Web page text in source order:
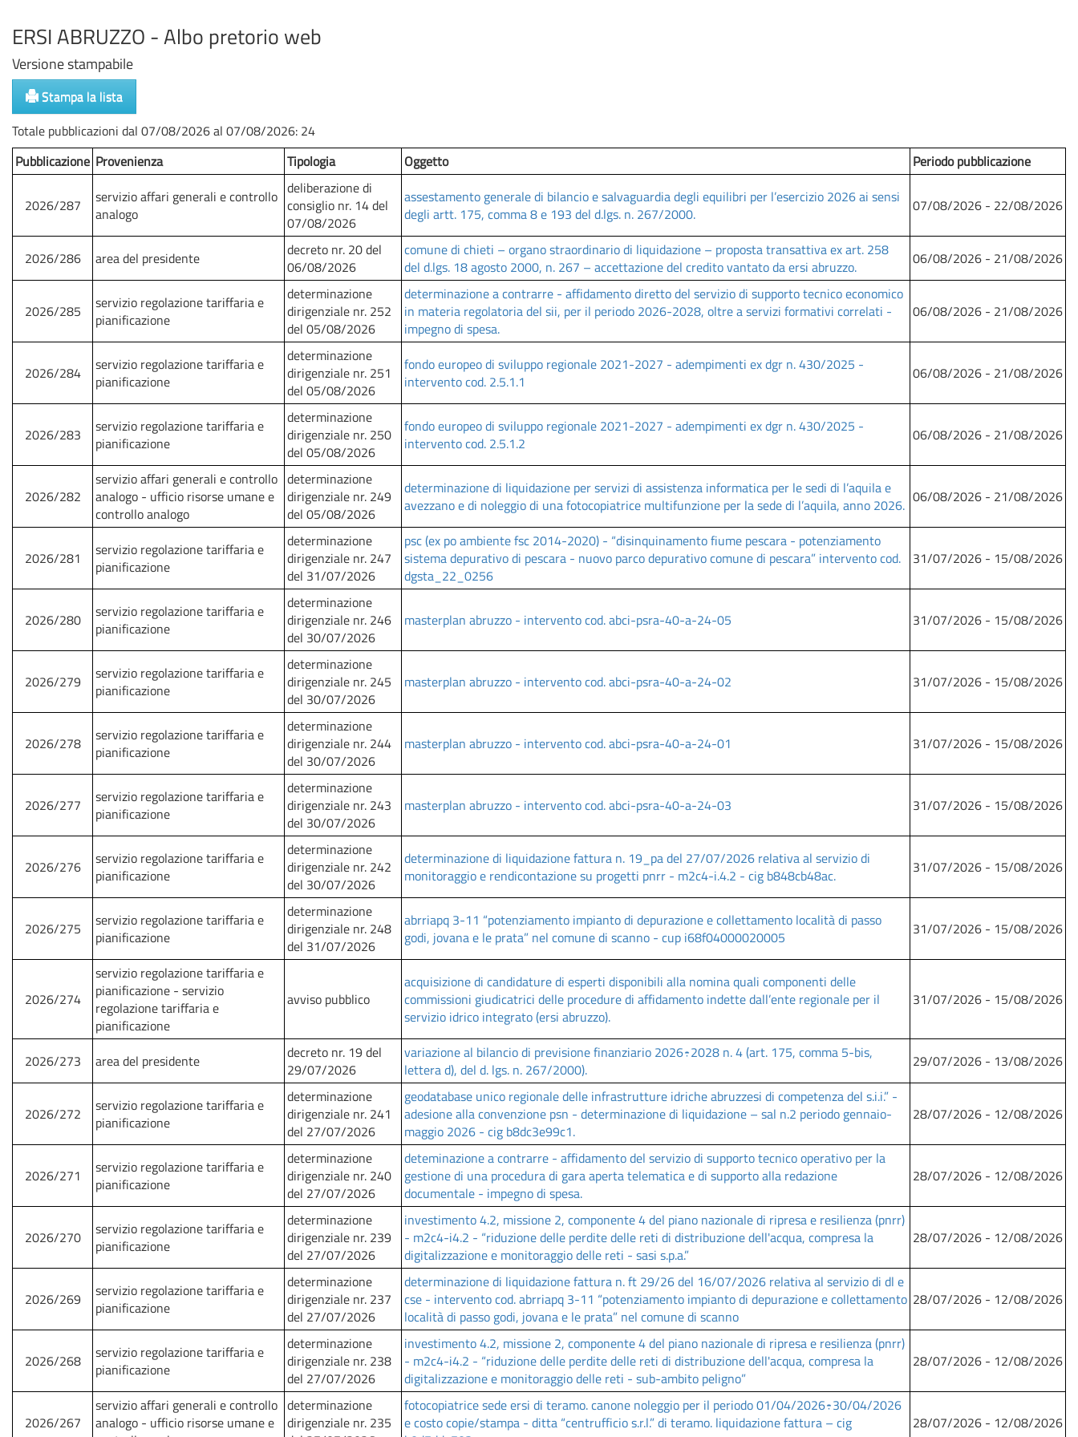
ERSI ABRUZZO - Albo pretorio web
Versione stampabile
Stampa la lista
Totale pubblicazioni dal 07/08/2026 al 07/08/2026: 24
Pubblicazione Provenienza Tipologia Oggetto Periodo pubblicazione
2026/287
servizio affari generali e controllo
analogo
deliberazione di
consiglio nr. 14 del
07/08/2026
assestamento generale di bilancio e salvaguardia degli equilibri per l’esercizio 2026 ai sensi
degli artt. 175, comma 8 e 193 del d.lgs. n. 267/2000.
07/08/2026 - 22/08/2026
2026/286 area del presidente
decreto nr. 20 del
06/08/2026
comune di chieti – organo straordinario di liquidazione – proposta transattiva ex art. 258
del d.lgs. 18 agosto 2000, n. 267 – accettazione del credito vantato da ersi abruzzo.
06/08/2026 - 21/08/2026
2026/285
servizio regolazione tariffaria e
pianificazione
determinazione
dirigenziale nr. 252
del 05/08/2026
determinazione a contrarre - affidamento diretto del servizio di supporto tecnico economico
in materia regolatoria del sii, per il periodo 2026-2028, oltre a servizi formativi correlati -
impegno di spesa.
06/08/2026 - 21/08/2026
2026/284
servizio regolazione tariffaria e
pianificazione
determinazione
dirigenziale nr. 251
del 05/08/2026
fondo europeo di sviluppo regionale 2021-2027 - adempimenti ex dgr n. 430/2025 -
intervento cod. 2.5.1.1
06/08/2026 - 21/08/2026
2026/283
servizio regolazione tariffaria e
pianificazione
determinazione
dirigenziale nr. 250
del 05/08/2026
fondo europeo di sviluppo regionale 2021-2027 - adempimenti ex dgr n. 430/2025 -
intervento cod. 2.5.1.2
06/08/2026 - 21/08/2026
2026/282
servizio affari generali e controllo
analogo - ufficio risorse umane e
controllo analogo
determinazione
dirigenziale nr. 249
del 05/08/2026
determinazione di liquidazione per servizi di assistenza informatica per le sedi di l’aquila e
avezzano e di noleggio di una fotocopiatrice multifunzione per la sede di l’aquila, anno 2026. 06/08/2026 - 21/08/2026
2026/281
servizio regolazione tariffaria e
pianificazione
determinazione
dirigenziale nr. 247
del 31/07/2026
psc (ex po ambiente fsc 2014-2020) - “disinquinamento fiume pescara - potenziamento
sistema depurativo di pescara - nuovo parco depurativo comune di pescara” intervento cod.
dgsta_22_0256
31/07/2026 - 15/08/2026
2026/280
servizio regolazione tariffaria e
pianificazione
determinazione
dirigenziale nr. 246
del 30/07/2026
masterplan abruzzo - intervento cod. abci-psra-40-a-24-05 31/07/2026 - 15/08/2026
2026/279
servizio regolazione tariffaria e
pianificazione
determinazione
dirigenziale nr. 245
del 30/07/2026
masterplan abruzzo - intervento cod. abci-psra-40-a-24-02 31/07/2026 - 15/08/2026
2026/278
servizio regolazione tariffaria e
pianificazione
determinazione
dirigenziale nr. 244
del 30/07/2026
masterplan abruzzo - intervento cod. abci-psra-40-a-24-01 31/07/2026 - 15/08/2026
2026/277
servizio regolazione tariffaria e
pianificazione
determinazione
dirigenziale nr. 243
del 30/07/2026
masterplan abruzzo - intervento cod. abci-psra-40-a-24-03 31/07/2026 - 15/08/2026
2026/276
servizio regolazione tariffaria e
pianificazione
determinazione
dirigenziale nr. 242
del 30/07/2026
determinazione di liquidazione fattura n. 19_pa del 27/07/2026 relativa al servizio di
monitoraggio e rendicontazione su progetti pnrr - m2c4-i.4.2 - cig b848cb48ac.
31/07/2026 - 15/08/2026
2026/275
servizio regolazione tariffaria e
pianificazione
determinazione
dirigenziale nr. 248
del 31/07/2026
abrriapq 3-11 “potenziamento impianto di depurazione e collettamento località di passo
godi, jovana e le prata” nel comune di scanno - cup i68f04000020005
31/07/2026 - 15/08/2026
2026/274
servizio regolazione tariffaria e
pianificazione - servizio
regolazione tariffaria e
pianificazione
avviso pubblico
acquisizione di candidature di esperti disponibili alla nomina quali componenti delle
commissioni giudicatrici delle procedure di affidamento indette dall’ente regionale per il
servizio idrico integrato (ersi abruzzo).
31/07/2026 - 15/08/2026
2026/273 area del presidente
decreto nr. 19 del
29/07/2026
variazione al bilancio di previsione finanziario 2026÷2028 n. 4 (art. 175, comma 5-bis,
lettera d), del d. lgs. n. 267/2000).
29/07/2026 - 13/08/2026
2026/272
servizio regolazione tariffaria e
pianificazione
determinazione
dirigenziale nr. 241
del 27/07/2026
geodatabase unico regionale delle infrastrutture idriche abruzzesi di competenza del s.i.i.” -
adesione alla convenzione psn - determinazione di liquidazione – sal n.2 periodo gennaio-
maggio 2026 - cig b8dc3e99c1.
28/07/2026 - 12/08/2026
2026/271
servizio regolazione tariffaria e
pianificazione
determinazione
dirigenziale nr. 240
del 27/07/2026
deteminazione a contrarre - affidamento del servizio di supporto tecnico operativo per la
gestione di una procedura di gara aperta telematica e di supporto alla redazione
documentale - impegno di spesa.
28/07/2026 - 12/08/2026
2026/270
servizio regolazione tariffaria e
pianificazione
determinazione
dirigenziale nr. 239
del 27/07/2026
investimento 4.2, missione 2, componente 4 del piano nazionale di ripresa e resilienza (pnrr)
- m2c4-i4.2 - “riduzione delle perdite delle reti di distribuzione dell'acqua, compresa la
digitalizzazione e monitoraggio delle reti - sasi s.p.a.”
28/07/2026 - 12/08/2026
2026/269
servizio regolazione tariffaria e
pianificazione
determinazione
dirigenziale nr. 237
del 27/07/2026
determinazione di liquidazione fattura n. ft 29/26 del 16/07/2026 relativa al servizio di dl e
cse - intervento cod. abrriapq 3-11 “potenziamento impianto di depurazione e collettamento
località di passo godi, jovana e le prata” nel comune di scanno
28/07/2026 - 12/08/2026
2026/268
servizio regolazione tariffaria e
pianificazione
determinazione
dirigenziale nr. 238
del 27/07/2026
investimento 4.2, missione 2, componente 4 del piano nazionale di ripresa e resilienza (pnrr)
- m2c4-i4.2 - “riduzione delle perdite delle reti di distribuzione dell'acqua, compresa la
digitalizzazione e monitoraggio delle reti - sub-ambito peligno”
28/07/2026 - 12/08/2026
2026/267
servizio affari generali e controllo
analogo - ufficio risorse umane e
determinazione
dirigenziale nr. 235
fotocopiatrice sede ersi di teramo. canone noleggio per il periodo 01/04/2026÷30/04/2026
e costo copie/stampa - ditta “centrufficio s.r.l.” di teramo. liquidazione fattura – cig
28/07/2026 - 12/08/2026